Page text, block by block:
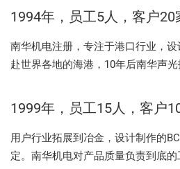
1994年，员工5人，客户20
南华机电注册，专注于港口行业，
赴世界各地的海港，10年后南华声
1999年，员工15人，客户
用户行业拓展到冶金，设计制作的
定。南华机电对产品质量负责到底的